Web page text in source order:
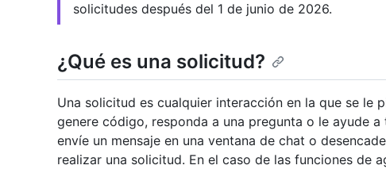
solicitudes después del 1 de junio de 2026.
¿Qué es una solicitud?
Una solicitud es cualquier interacción en la que se le
genere código, responda a una pregunta o le ayude
envíe un mensaje en una ventana de chat o
realizar una solicitud. En el caso de las funciones de